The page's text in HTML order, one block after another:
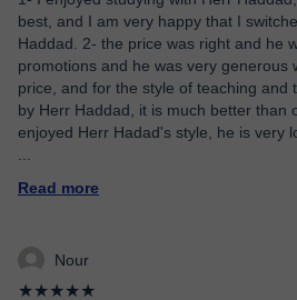
best, and I am very happy that I
Haddad. 2- the price was right and he
promotions and he was very generous
price, and for the style of teaching and
by Herr Haddad, it is much better than
enjoyed Herr Hadad's style, he is very
Read more
Nour
★★★★★